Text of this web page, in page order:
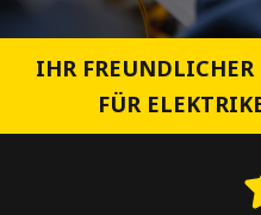
IHR
FÜR